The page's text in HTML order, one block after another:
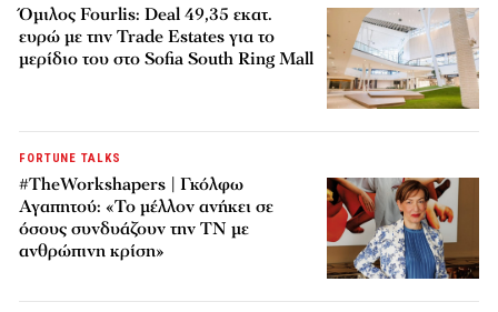
Όμιλος Fourlis: Deal 49,35 εκατ.
ευρώ με την Trade Estates για το
μερίδιο του στο Sofia South Ring Mall
FORTUNE TALKS
#TheWorkshapers | Γκόλφω
Αγαπητού: «Το μέλλον ανήκει σε
όσους συνδυάζουν την ΤΝ με
ανθρώπινη κρίση»